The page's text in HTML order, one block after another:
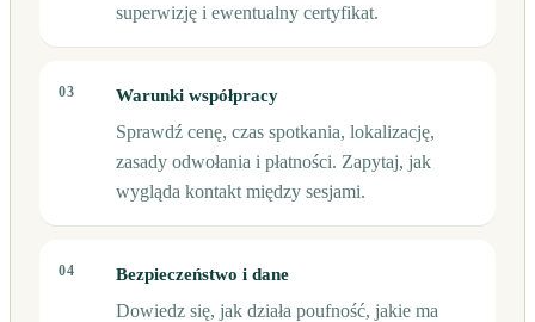
superwizję i ewentualny certyfikat.
03
Warunki współpracy
Sprawdź cenę, czas spotkania, lokalizację,
zasady odwołania i płatności. Zapytaj, jak
wygląda kontakt między sesjami.
04
Bezpieczeństwo i dane
Dowiedz się, jak działa poufność, jakie ma